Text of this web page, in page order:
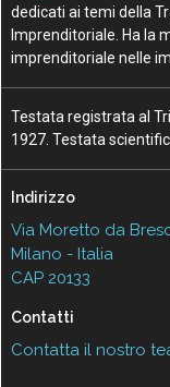
dedicati ai temi della
Imprenditoriale. Ha la
imprenditoriale nelle
Testata registrata al
1927. Testata
Indirizzo
Via Moretto da
Milano - Italia
CAP 20133
Contatti
Contatta il nostro